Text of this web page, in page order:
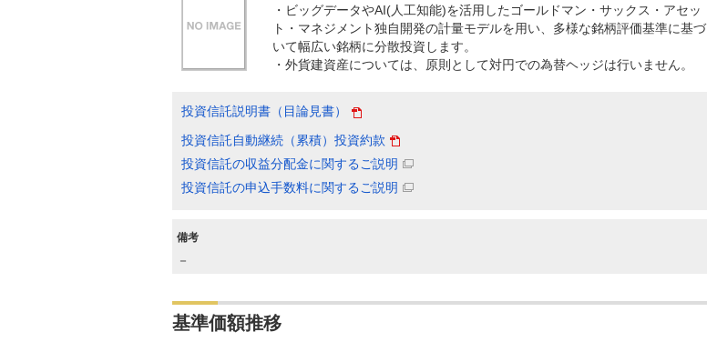
・ビッグデータやAI(人工知能)を活用したゴールドマン・サックス・アセッ
ト・マネジメント独自開発の計量モデルを用い、多様な銘柄評価基準に基づ
いて幅広い銘柄に分散投資します。
・外貨建資産については、原則として対円での為替ヘッジは行いません。
投資信託説明書（目論見書）
投資信託自動継続（累積）投資約款
投資信託の収益分配金に関するご説明
投資信託の申込手数料に関するご説明
備考
－
基準価額推移